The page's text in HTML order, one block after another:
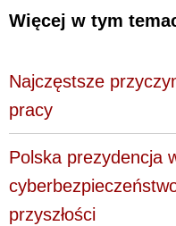
Więcej w tym
Najczęstsze
pracy
Polska prezydencja
przyszłości